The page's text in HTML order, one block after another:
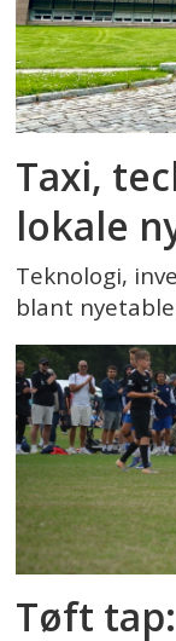
Taxi,
lokale
Teknologi,
blant
Tøft